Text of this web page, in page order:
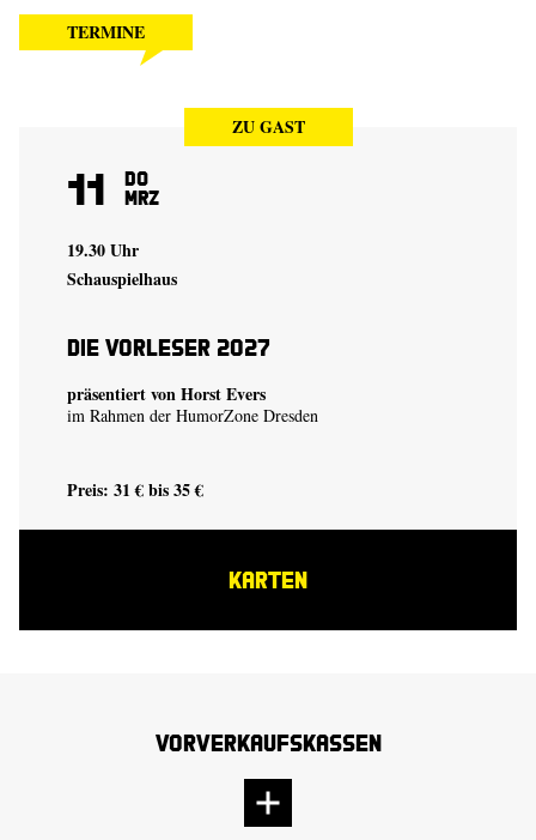
TERMINE
ZU GAST
11 Do
Mrz
19.30 Uhr
Schauspielhaus
Die Vorleser 2027
präsentiert von Horst Evers
im Rahmen der HumorZone Dresden
Preis: 31 € bis 35 €
KARTEN
Vorverkaufskassen